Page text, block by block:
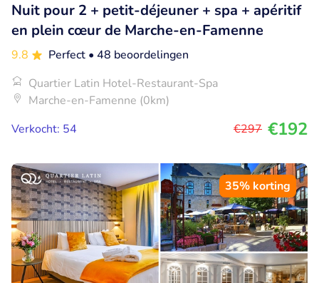
Nuit pour 2 + petit-déjeuner + spa + apéritif
en plein cœur de Marche-en-Famenne
9.8 Perfect • 48 beoordelingen
Quartier Latin Hotel-Restaurant-Spa
Marche-en-Famenne (0km)
Verkocht: 54
€297 €192
35% korting